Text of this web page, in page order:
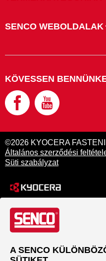
SENCO WEBOLDALAK
KÖVESSEN
©2026 KYOCERA
Általános szerződési
Süti szabályzat
A SENCO